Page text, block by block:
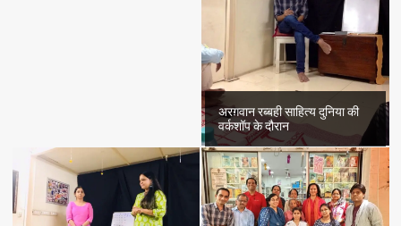
अरग़वान रब्बही साहित्य दुनिया की
वर्कशॉप के दौरान